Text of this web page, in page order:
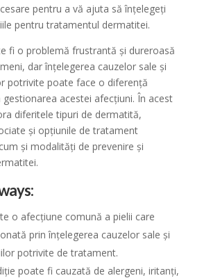
pentru a vă ajuta să înțelegeți
pentru tratamentul dermatitei.
fi o problemă frustrantă și dureroasă
dar înțelegerea cauzelor sale și
potrivite poate face o diferență
gestionarea acestei afecțiuni. În acest
diferitele tipuri de dermatită,
și opțiunile de tratament
și modalități de prevenire și
o afecțiune comună a pielii care
prin înțelegerea cauzelor sale și
potrivite de tratament.
poate fi cauzată de alergeni, iritanți,